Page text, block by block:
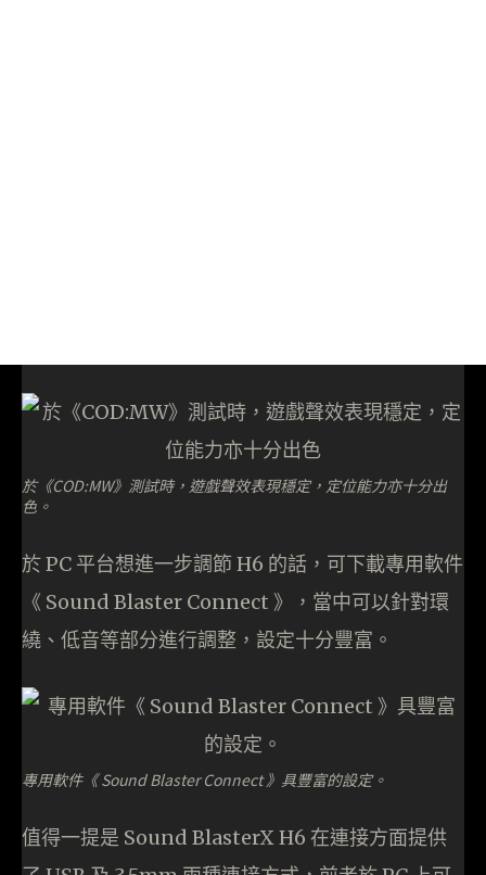
於《COD:MW》測試時，遊戲聲效表現穩定，定位能力亦十分出
色。
於 PC 平台想進一步調節 H6 的話，可下載專用軟件
《 Sound Blaster Connect 》，當中可以針對環
繞、低音等部分進行調整，設定十分豐富。
專用軟件《 Sound Blaster Connect 》具豐富的設定。
值得一提是 Sound BlasterX H6 在連接方面提供